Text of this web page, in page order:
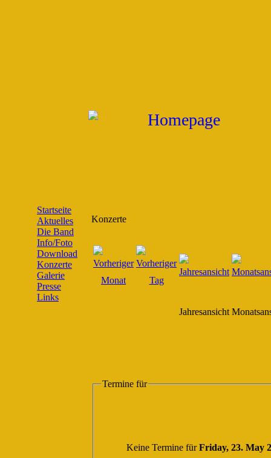
Startseite
Aktuelles
Die Band
Info/Foto
Download
Konzerte
Galerie
Presse
Links
Konzerte
Jahresansicht
Termine für
Keine Termine fürFriday, 23. May